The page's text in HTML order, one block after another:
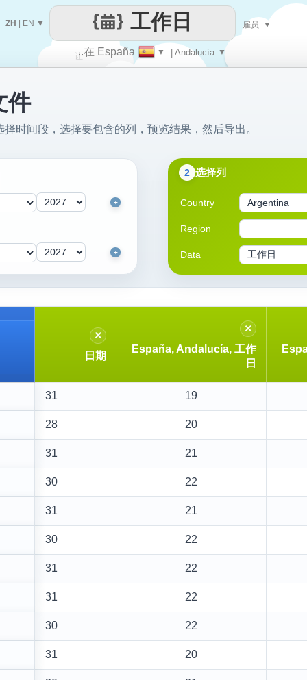
让..在 España ▼ | Andalucía ▼
工作日
ZH EN ▼ 雇员 ▼
件
时间段，选择要包含的列，预览结果，然后导出。
2 选择列
Country
Region
Data
+
+
×
日期
×
España, Andalucía, 工作
日
31 19
28 20
31 21
30 22
31 21
30 22
31 22
31 22
30 22
31 20